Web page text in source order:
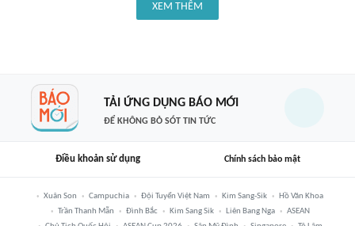
XEM THÊM
TẢI ỨNG DỤNG BÁO MỚI
ĐỂ KHÔNG BỎ SÓT TIN TỨC
Điều khoản sử dụng Chính sách bảo mật
Xuân Son Campuchia Đội Tuyển Việt Nam Kim Sang-Sik
Hồ Văn Khoa
Trần Thanh Mẫn
Đình Bắc Kim Sang Sik Liên Bang Nga
ASEAN